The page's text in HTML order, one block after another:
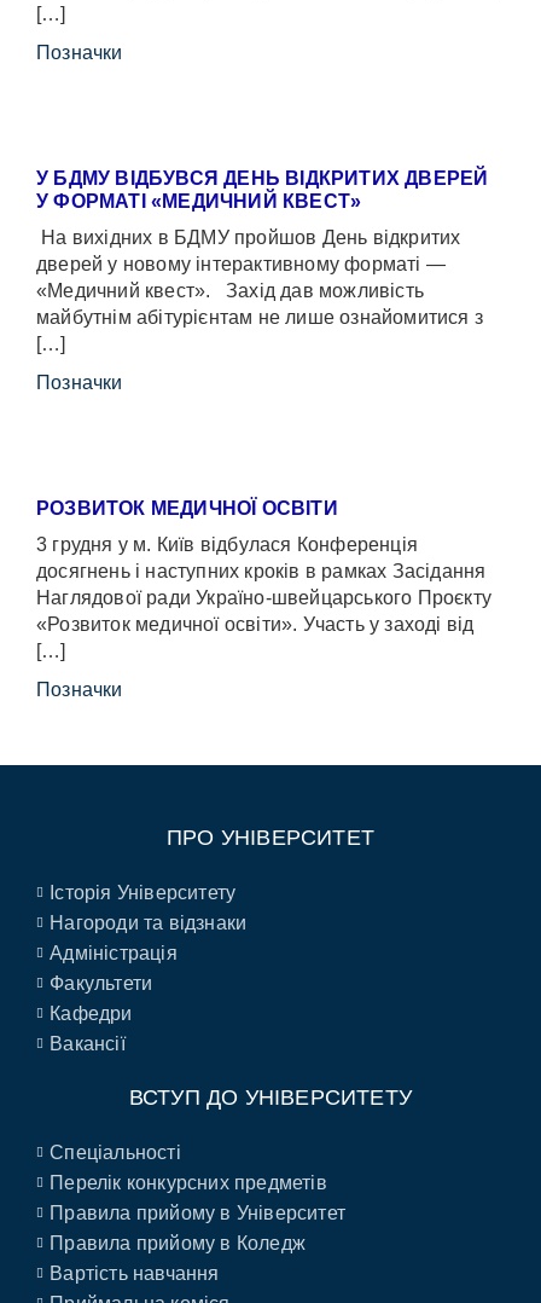
[…]
Позначки
У БДМУ ВІДБУВСЯ ДЕНЬ ВІДКРИТИХ ДВЕРЕЙ
У ФОРМАТІ «МЕДИЧНИЙ КВЕСТ»
На вихідних в БДМУ пройшов День відкритих
дверей у новому інтерактивному форматі —
«Медичний квест». Захід дав можливість
майбутнім абітурієнтам не лише ознайомитися з
[…]
Позначки
РОЗВИТОК МЕДИЧНОЇ ОСВІТИ
3 грудня у м. Київ відбулася Конференція
досягнень і наступних кроків в рамках Засідання
Наглядової ради Україно-швейцарського Проєкту
«Розвиток медичної освіти». Участь у заході від
[…]
Позначки
ПРО УНІВЕРСИТЕТ
Історія Університету
Нагороди та відзнаки
Адміністрація
Факультети
Кафедри
Вакансії
ВСТУП ДО УНІВЕРСИТЕТУ
Спеціальності
Перелік конкурсних предметів
Правила прийому в Університет
Правила прийому в Коледж
Вартість навчання